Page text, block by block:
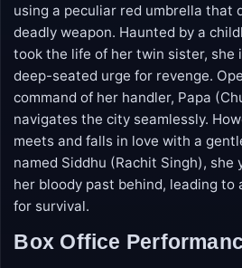
using a peculiar red umbrella that
deadly weapon. Haunted by a
took the life of her twin sister, she
deep-seated urge for revenge.
command of her handler, Papa
navigates the city seamlessly.
meets and falls in love with a
named Siddhu (Rachit Singh), she
her bloody past behind, leading to
for survival.
Box Office